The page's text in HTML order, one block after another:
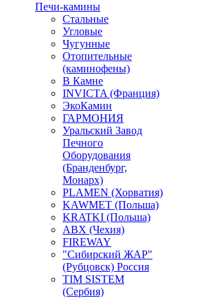
Печи-камины
Стальные
Угловые
Чугунные
Отопительные
(каминофены)
В Камне
INVICTA (Франция)
ЭкоКамин
ГАРМОНИЯ
Уральский Завод
Печного
Оборудования
(Бранденбург,
Монарх)
PLAMEN (Хорватия)
KAWMET (Польша)
KRATKI (Польша)
ABX (Чехия)
FIREWAY
"Сибирский ЖАР"
(Рубцовск) Россия
TIM SISTEM
(Сербия)